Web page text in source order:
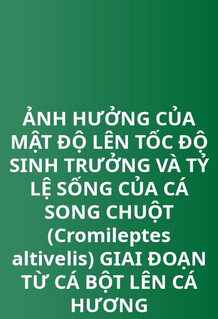
ẢNH HƯỞNG CỦA
MẬT ĐỘ LÊN TỐC ĐỘ
SINH TRƯỞNG VÀ TỶ
LỆ SỐNG CỦA CÁ
SONG CHUỘT
(Cromileptes
altivelis) GIAI ĐOẠN
TỪ CÁ BỘT LÊN CÁ
HƯƠNG